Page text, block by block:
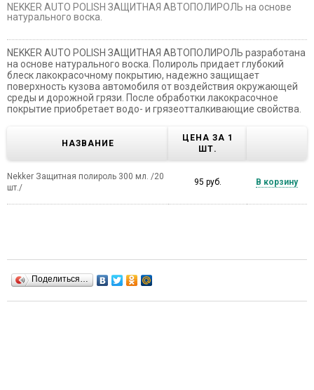
NEKKER AUTO POLISH ЗАЩИТНАЯ АВТОПОЛИРОЛЬ на основе
натурального воска.
NEKKER AUTO POLISH ЗАЩИТНАЯ АВТОПОЛИРОЛЬ разработана
на основе натурального воска. Полироль придает глубокий
блеск лакокрасочному покрытию, надежно защищает
поверхность кузова автомобиля от воздействия окружающей
среды и дорожной грязи. После обработки лакокрасочное
покрытие приобретает водо- и грязеотталкивающие свойства.
НАЗВАНИЕ
ЦЕНА ЗА 1
ШТ.
Nekker Защитная полироль 300 мл. /20
шт./
95 руб. В корзину
Поделиться…